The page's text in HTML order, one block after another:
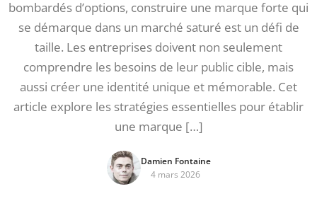
bombardés d’options, construire une marque forte qui
se démarque dans un marché saturé est un défi de
taille. Les entreprises doivent non seulement
comprendre les besoins de leur public cible, mais
aussi créer une identité unique et mémorable. Cet
article explore les stratégies essentielles pour établir
une marque […]
Damien Fontaine
4 mars 2026